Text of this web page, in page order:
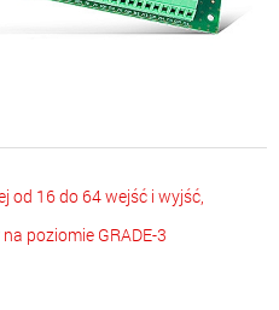
od 16 do 64 wejść i wyjść,
poziomie GRADE-3